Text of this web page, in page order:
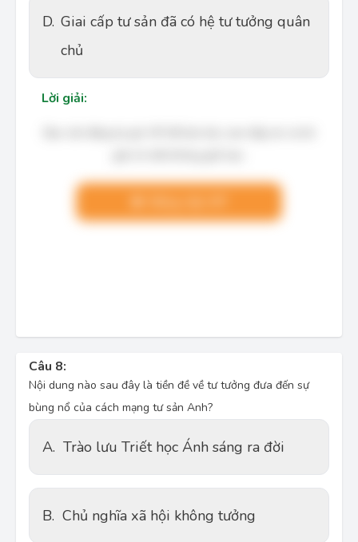
D. Giai cấp tư sản đã có hệ tư tưởng quân
chủ
Lời giải:
Câu 8:
Nội dung nào sau đây là tiền đề về tư tưởng đưa đến sự
bùng nổ của cách mạng tư sản Anh?
A. Trào lưu Triết học Ánh sáng ra đời
B. Chủ nghĩa xã hội không tưởng